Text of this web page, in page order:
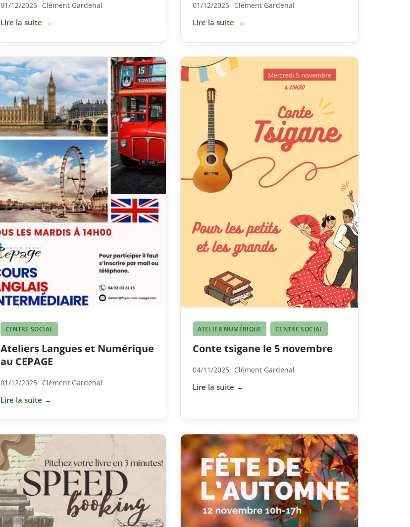
01/12/2025 Clément Gardenal
Lire la suite →
01/12/2025 Clément Gardenal
Lire la suite →
CENTRE SOCIAL
Ateliers Langues et Numérique
au CEPAGE
01/12/2025 Clément Gardenal
Lire la suite →
ATELIER NUMÉRIQUE CENTRE SOCIAL
Conte tsigane le 5 novembre
04/11/2025 Clément Gardenal
Lire la suite →